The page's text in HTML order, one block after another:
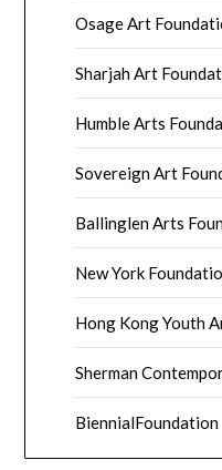
Osage Art
Sharjah Art
Humble Arts
Sovereign Art
Ballinglen Arts
New York
Hong Kong Youth
Sherman
BiennialFoundation